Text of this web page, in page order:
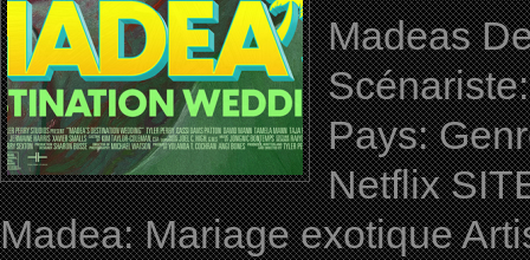
Madeas
Pays:
Netflix
Madea: Mariage exotique